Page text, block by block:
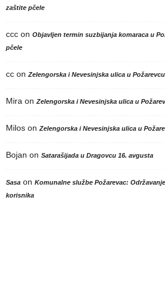
zaštite pčele
ccc on Objavljen termin suzbijanja komaraca u
pčele
cc onZelengorska i Nevesinjska ulica u
Mira onZelengorska i Nevesinjska ulica u
Milos onZelengorska i Nevesinjska ulica u
Bojan on Satarašijada u Dragovcu 16. avgusta
Sasa on Komunalne službe Požarevac:
korisnika